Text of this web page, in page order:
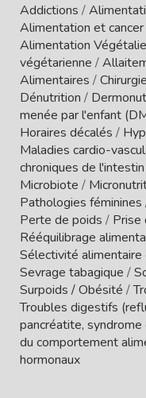
Addictions /
Alimentation et cancer
Alimentation
végétarienne /
Alimentaires /
Dénutrition /
menée par l'enfant
Horaires décalés /
Maladies cardio-
chroniques de
Microbiote /
Pathologies féminines
Perte de poids / Prise
Rééquilibrage
Sélectivité alimentaire
Sevrage tabagique /
Surpoids / Obésité /
Troubles digestifs
pancréatite, syndrome
du comportement
hormonaux